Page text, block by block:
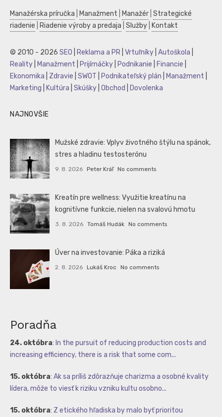
Manažérska príručka Manažment Manažér Strategické
riadenie
Riadenie výroby a predaja Služby Kontakt
© 2010 - 2026 SEO Reklama a PR Vrtuľníky Autoškola
Reality
Manažment Prijímáčky Podnikanie Financie
Ekonomika
Zdravie SWOT Podnikateľský plán Manažment
Marketing
Kultúra Skúšky Obchod Dovolenka
NAJNOVŠIE
Mužské zdravie: Vplyv životného štýlu na spánok,
stres a hladinu testosterónu
9. 8. 2026 Peter Kráľ No comments
Kreatín pre wellness: Využitie kreatínu na
kognitívne funkcie, nielen na svalovú hmotu
3. 8. 2026 Tomáš Hudák No comments
Úver na investovanie: Páka a riziká
2. 8. 2026 Lukáš Kroc No comments
Poradňa
24. októbra: In the pursuit of reducing production costs and
increasing efficiency, there is a risk that some com...
15. októbra: Ak sa príliš zdôrazňuje charizma a osobné kvality
lídera, môže to viesť k riziku vzniku kultu osobno...
15. októbra: Z etického hľadiska by malo byť prioritou